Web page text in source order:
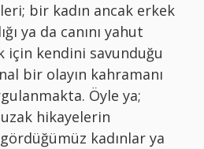
bir kadın ancak erkek
ya da canını yahut
için kendini savunduğu
bir olayın kahramanı
Öyle ya;
hikayelerin
kadınlar ya